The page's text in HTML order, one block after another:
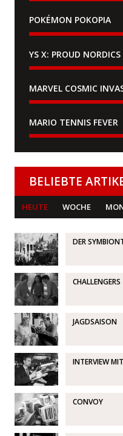
POKÉMON POKOPIA
YS X: PROUD NORDICS
MARVEL COSMIC
MARIO TENNIS FEVER
BELIEBTE
HEUTE WOCHE
DER
CHALLENGERS
JAGDSAISON
INTERVIEW
CONVOY